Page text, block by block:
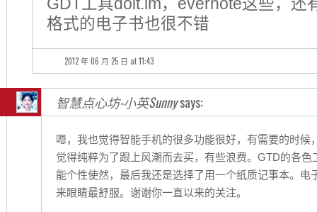
GDT工具doit.im，evernote这些，还
格式的电子书也很不错
2012 年 06 月 25 日 at 11:43
智慧点心坊-小英Sunnysays:
嗯，我也觉得智能手机的很多功能很好，有需要的时候
觉得纯粹为了跟上风潮而去买，有些浪费。GTD的各
能个性使然，最后我还是选择了用一个纸质记事本。电
来眼睛最舒服。谢谢你一直以来的关注。